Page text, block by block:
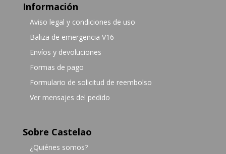
Información
Aviso legal y condiciones de uso
Baliza de emergencia V16
Envíos y devoluciones
Formas de pago
Formulario de solicitud de reembolso
Ver mensajes del pedido
Sobre Castelao
¿Quiénes somos?